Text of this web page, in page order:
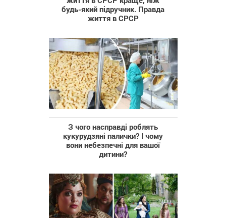
будь-який підручник. Правда
життя в СРСР
З чого насправді роблять
кукурудзяні палички? І чому
вони небезпечні для вашої
дитини?